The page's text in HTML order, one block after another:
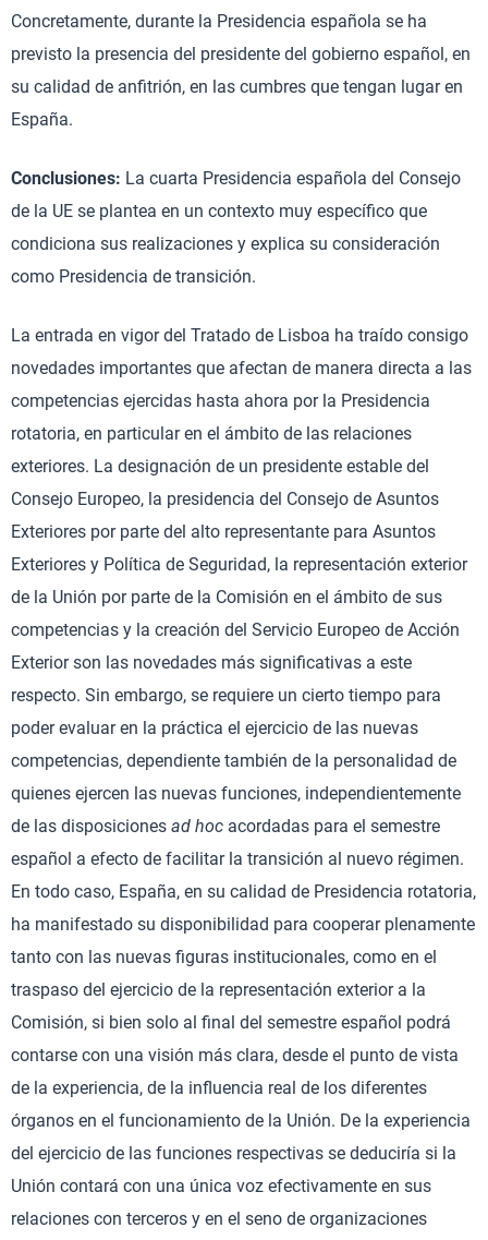
Concretamente, durante la Presidencia española se ha
previsto la presencia del presidente del gobierno español, en
su calidad de anfitrión, en las cumbres que tengan lugar en
España.
Conclusiones: La cuarta Presidencia española del Consejo
de la UE se plantea en un contexto muy específico que
condiciona sus realizaciones y explica su consideración
como Presidencia de transición.
La entrada en vigor del Tratado de Lisboa ha traído consigo
novedades importantes que afectan de manera directa a las
competencias ejercidas hasta ahora por la Presidencia
rotatoria, en particular en el ámbito de las relaciones
exteriores. La designación de un presidente estable del
Consejo Europeo, la presidencia del Consejo de Asuntos
Exteriores por parte del alto representante para Asuntos
Exteriores y Política de Seguridad, la representación exterior
de la Unión por parte de la Comisión en el ámbito de sus
competencias y la creación del Servicio Europeo de Acción
Exterior son las novedades más significativas a este
respecto. Sin embargo, se requiere un cierto tiempo para
poder evaluar en la práctica el ejercicio de las nuevas
competencias, dependiente también de la personalidad de
quienes ejercen las nuevas funciones, independientemente
de las disposiciones ad hoc acordadas para el semestre
español a efecto de facilitar la transición al nuevo régimen.
En todo caso, España, en su calidad de Presidencia rotatoria,
ha manifestado su disponibilidad para cooperar plenamente
tanto con las nuevas figuras institucionales, como en el
traspaso del ejercicio de la representación exterior a la
Comisión, si bien solo al final del semestre español podrá
contarse con una visión más clara, desde el punto de vista
de la experiencia, de la influencia real de los diferentes
órganos en el funcionamiento de la Unión. De la experiencia
del ejercicio de las funciones respectivas se deduciría si la
Unión contará con una única voz efectivamente en sus
relaciones con terceros y en el seno de organizaciones